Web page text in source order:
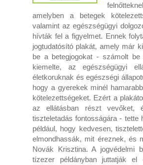
amelyben a betegek
valamint az egészségügyi
hívták fel a figyelmet. Ennek
jogtudatósító plakát, amely már
be a betegjogokat - számolt
kiemelte, az egészségügyi
életkoruknak és egészségi
hogy a gyerekek minél
kötelezettségeket. Ezért a
az ellátásban részt vevőket,
tiszteletadás fontosságára -
például, hogy kedvesen,
elmondhassák, mit éreznek, és
Novák Krisztina. A jogvédelmi
tízezer példányban juttatják el